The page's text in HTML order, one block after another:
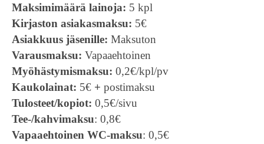
Maksimimäärä lainoja: 5 kpl
Kirjaston asiakasmaksu: 5€
Asiakkuus jäsenille: Maksuton
Varausmaksu: Vapaaehtoinen
Myöhästymismaksu: 0,2€/kpl/pv
Kaukolainat: 5€ + postimaksu
Tulosteet/kopiot: 0,5€/sivu
Tee-/kahvimaksu: 0,8€
Vapaaehtoinen WC-maksu: 0,5€